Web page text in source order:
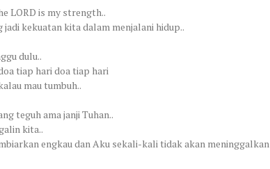
LORD is my strength..
jadi kekuatan kita dalam menjalani hidup..
dulu..
tiap hari doa tiap hari
mau tumbuh..
teguh ama janji Tuhan..
kita..
engkau dan Aku sekali-kali tidak akan meninggalkan